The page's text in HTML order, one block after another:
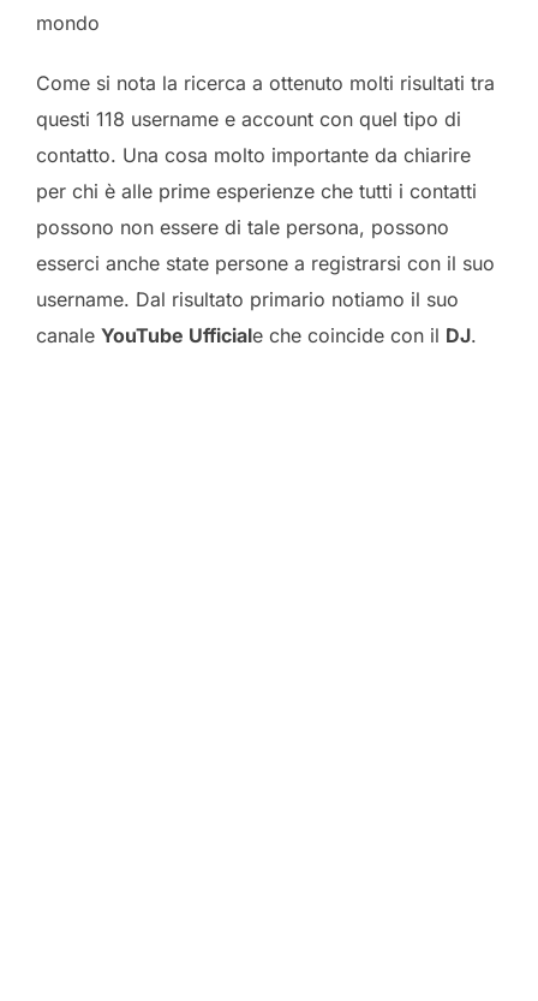
mondo
Come si nota la ricerca a ottenuto molti risultati tra
questi 118 username e account con quel tipo di
contatto. Una cosa molto importante da chiarire
per chi è alle prime esperienze che tutti i contatti
possono non essere di tale persona, possono
esserci anche state persone a registrarsi con il suo
username. Dal risultato primario notiamo il suo
canale YouTube Ufficiale che coincide con il DJ.